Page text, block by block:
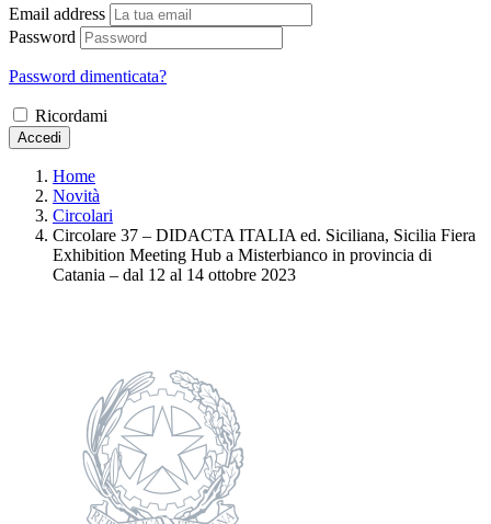
Email address
Password
Password dimenticata?
Ricordami
Accedi
Home
Novità
Circolari
Circolare 37 – DIDACTA ITALIA ed. Siciliana, Sicilia Fiera
Exhibition Meeting Hub a Misterbianco in provincia di
Catania – dal 12 al 14 ottobre 2023